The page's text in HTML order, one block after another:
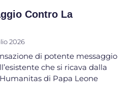
Contro La
2026
di potente messaggio
che si ricava dalla
di Papa Leone